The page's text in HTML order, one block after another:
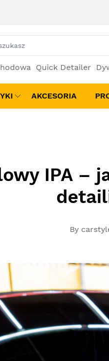
Quick Detailer
AKCESORIA
IPA –
By